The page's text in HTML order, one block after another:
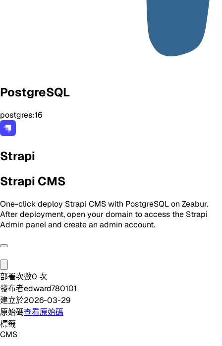
PostgreSQL
postgres:16
Strapi
Strapi CMS
One-click deploy Strapi CMS with PostgreSQL on Zeabur.
After deployment, open your domain to access the Strapi
Admin panel and create an admin account.
部署次數0 次
發布者edward780101
建立於2026-03-29
原始碼查看原始碼
標籤
CMS